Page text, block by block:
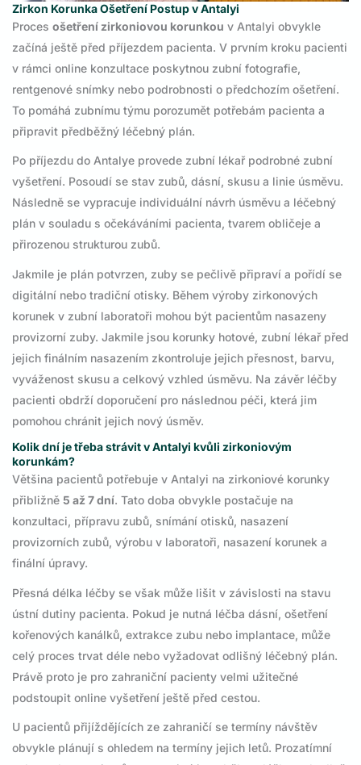
Zirkon Korunka Ošetření Postup v Antalyi
Proces ošetření zirkoniovou korunkou v Antalyi obvykle
začíná ještě před příjezdem pacienta. V prvním kroku pacienti
v rámci online konzultace poskytnou zubní fotografie,
rentgenové snímky nebo podrobnosti o předchozím ošetření.
To pomáhá zubnímu týmu porozumět potřebám pacienta a
připravit předběžný léčebný plán.
Po příjezdu do Antalye provede zubní lékař podrobné zubní
vyšetření. Posoudí se stav zubů, dásní, skusu a linie úsměvu.
Následně se vypracuje individuální návrh úsměvu a léčebný
plán v souladu s očekáváními pacienta, tvarem obličeje a
přirozenou strukturou zubů.
Jakmile je plán potvrzen, zuby se pečlivě připraví a pořídí se
digitální nebo tradiční otisky. Během výroby zirkonových
korunek v zubní laboratoři mohou být pacientům nasazeny
provizorní zuby. Jakmile jsou korunky hotové, zubní lékař před
jejich finálním nasazením zkontroluje jejich přesnost, barvu,
vyváženost skusu a celkový vzhled úsměvu. Na závěr léčby
pacienti obdrží doporučení pro následnou péči, která jim
pomohou chránit jejich nový úsměv.
Kolik dní je třeba strávit v Antalyi kvůli zirkoniovým
korunkám?
Většina pacientů potřebuje v Antalyi na zirkoniové korunky
přibližně 5 až 7 dní. Tato doba obvykle postačuje na
konzultaci, přípravu zubů, snímání otisků, nasazení
provizorních zubů, výrobu v laboratoři, nasazení korunek a
finální úpravy.
Přesná délka léčby se však může lišit v závislosti na stavu
ústní dutiny pacienta. Pokud je nutná léčba dásní, ošetření
kořenových kanálků, extrakce zubu nebo implantace, může
celý proces trvat déle nebo vyžadovat odlišný léčebný plán.
Právě proto je pro zahraniční pacienty velmi užitečné
podstoupit online vyšetření ještě před cestou.
U pacientů přijíždějících ze zahraničí se termíny návštěv
obvykle plánují s ohledem na termíny jejich letů. Prozatímní